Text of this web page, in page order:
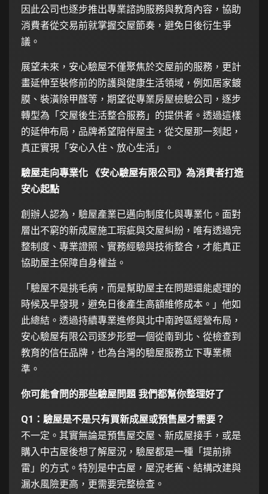
因此公司也逐步推出專業諮詢服務與教育內容，協助
消費者從交易前就掌握交屋節奏，避免日後衍生爭
議。
展望未來，安心驗屋不僅聚焦於交屋前的服務，更計
畫延伸至裝修前的防護與健康生活領域，例如居家鍍
膜、裝潢除甲醛等，期望從專業房屋檢驗公司，逐步
轉型為「交屋後生活整合服務」的提供者。透過這樣
的延伸布局，品牌希望陪伴屋主，從交屋那一刻起，
真正實現「安心入住、放心生活」。
驗屋走向專業化 《安心驗屋有限公司》為消費者打造
安心起點
創辦人認為，驗屋產業已邁向制度化與專業化。面對
層出不窮的新成屋施工瑕疵與交屋糾紛，唯有透過完
整制度、專業證照、實務經驗與技術整合，才能真正
協助屋主保障自身權益。
「驗屋不是挑毛病，而是幫助屋主在問題還能處理的
時候及早發現，避免日後產生高額維修成本。」他如
此總結。透過持續專業進修與北中南跨區經營布局，
安心驗屋有限公司逐步形塑一個從南到北、從檢查到
教育的信任品牌，也為台灣的驗屋服務立下專業標
準。
你可能會問的那些驗屋問題 我們都幫你整理好了
Q1：驗屋是不是只有買新成屋或預售屋才需要？
不一定。其實無論是預售屋交屋、新成屋接手，或是
購入中古屋後想了解屋況，驗屋都是一種「提前排
雷」的方式。特別是中古屋，屋況老舊、結構改建與
漏水風險更高，更需要完整檢查。